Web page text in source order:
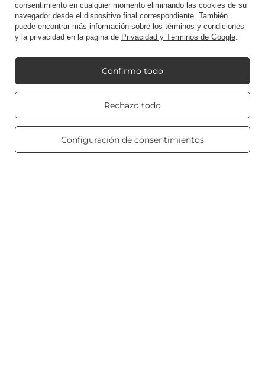
Reglamento
Mi Candle World
Información del producto
Velas perfumadas
consentimiento en cualquier momento eliminando las cookies de su
navegador desde el dispositivo final correspondiente. También
puede encontrar más información sobre los términos y condiciones
y la privacidad en la página de Privacidad y Términos de Google.
Rechazo todo
Configuración de consentimientos
Confirmo todo